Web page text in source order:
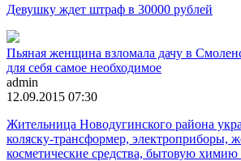
Девушку ждет штраф в 30000 рублей
Пьяная женщина взломала дачу в
для себя самое необходимое
admin
12.09.2015 07:30
Жительница Новодугинского района
коляску-трансформер, электроприборы,
косметические средства, бытовую